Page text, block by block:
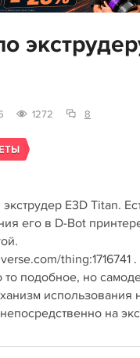
1272 8
E3D Titan.
его в D-Bot
thing:1716741
то подобное, но
использования
на